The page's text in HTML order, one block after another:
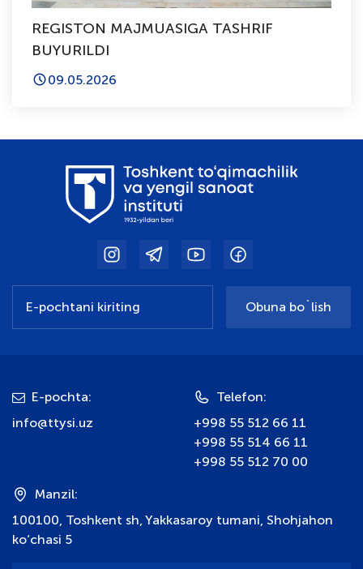
REGISTON MAJMUASIGA TASHRIF
BUYURILDI
09.05.2026
Obuna bo`lish
E-pochta:
info@ttysi.uz
Telefon:
+998 55 512 66 11
+998 55 514 66 11
+998 55 512 70 00
Manzil:
100100, Toshkent sh, Yakkasaroy tumani, Shohjahon
ko‘chasi 5